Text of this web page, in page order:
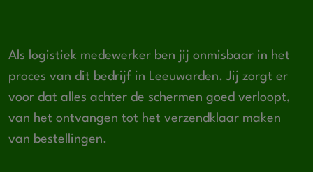
Als logistiek medewerker ben jij onmisbaar in het
proces van dit bedrijf in Leeuwarden. Jij zorgt er
voor dat alles achter de schermen goed verloopt,
van het ontvangen tot het verzendklaar maken
van bestellingen.